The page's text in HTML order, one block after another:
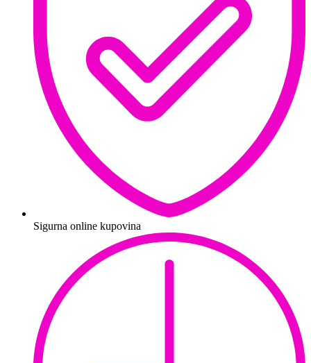
Sigurna online kupovina